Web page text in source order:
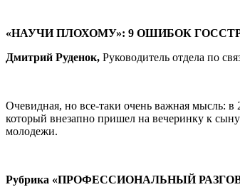
«НАУЧИ ПЛОХОМУ»: 9 ОШИБОК
Дмитрий Руденок, Руководитель отдела по
Очевидная, но все‑таки очень важная мысль:
который внезапно пришел на вечеринку к
молодежи.
Рубрика «ПРОФЕССИОНАЛЬНЫЙ